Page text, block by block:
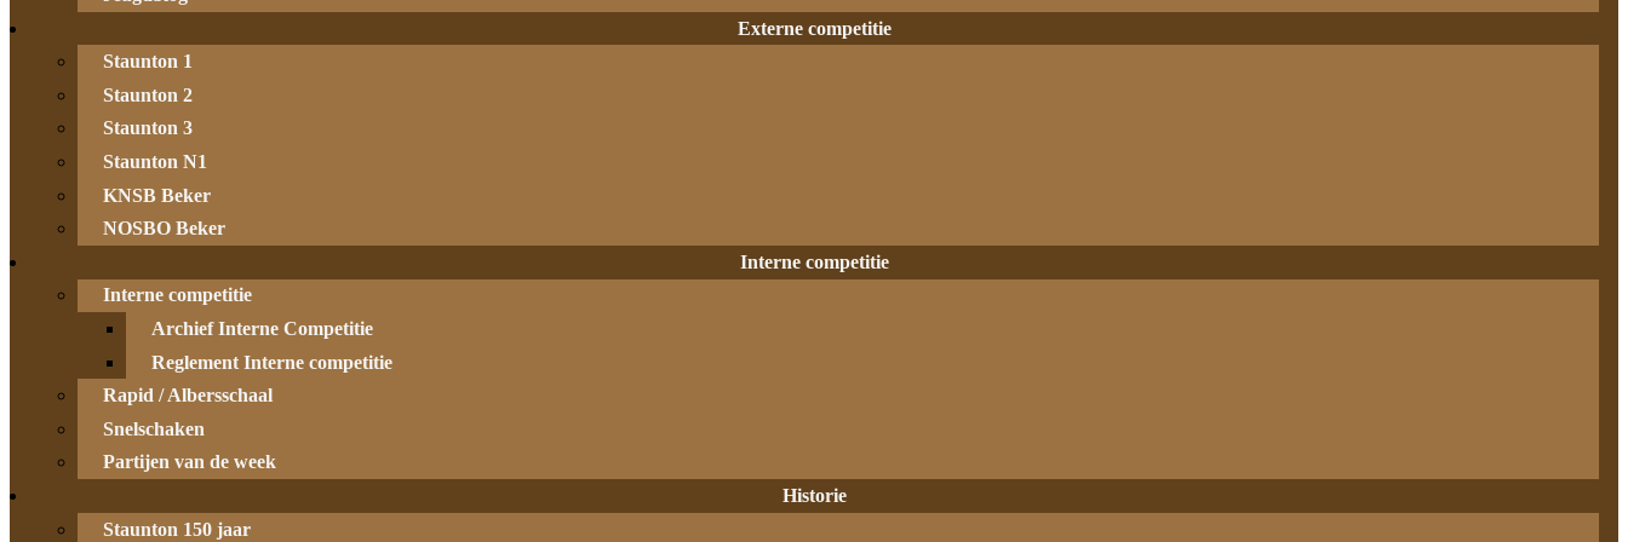
Externe competitie
Staunton 1
Staunton 2
Staunton 3
Staunton N1
KNSB Beker
NOSBO Beker
Interne competitie
Interne competitie
Archief Interne Competitie
Reglement Interne competitie
Rapid / Albersschaal
Snelschaken
Partijen van de week
Historie
Staunton 150 jaar